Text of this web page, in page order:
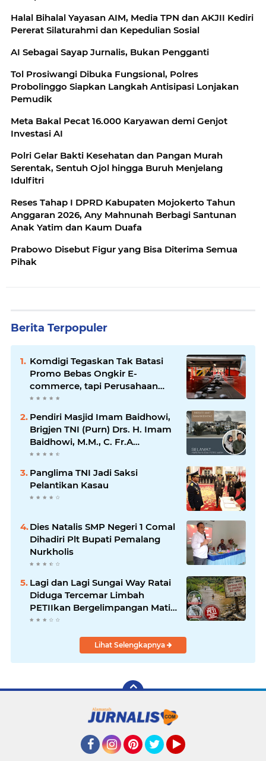
Halal Bihalal Yayasan AIM, Media TPN dan AKJII Kediri
Pererat Silaturahmi dan Kepedulian Sosial
AI Sebagai Sayap Jurnalis, Bukan Pengganti
Tol Prosiwangi Dibuka Fungsional, Polres
Probolinggo Siapkan Langkah Antisipasi Lonjakan
Pemudik
Meta Bakal Pecat 16.000 Karyawan demi Genjot
Investasi AI
Polri Gelar Bakti Kesehatan dan Pangan Murah
Serentak, Sentuh Ojol hingga Buruh Menjelang
Idulfitri
Reses Tahap I DPRD Kabupaten Mojokerto Tahun
Anggaran 2026, Any Mahnunah Berbagi Santunan
Anak Yatim dan Kaum Duafa
Prabowo Disebut Figur yang Bisa Diterima Semua
Pihak
Berita Terpopuler
Komdigi Tegaskan Tak Batasi
Promo Bebas Ongkir E-
commerce, tapi Perusahaan
Kurir
Pendiri Masjid Imam Baidhowi,
Brigjen TNI (Purn) Drs. H. Imam
Baidhowi, M.M., C. Fr.A
Mengucapkan Selamat Idul Fitri
1445 H
Panglima TNI Jadi Saksi
Pelantikan Kasau
Dies Natalis SMP Negeri 1 Comal
Dihadiri Plt Bupati Pemalang
Nurkholis
Lagi dan Lagi Sungai Way Ratai
Diduga Tercemar Limbah
PETIIkan Bergelimpangan Mati,
Rakyat Jadi Korban: Di Mana
Aparat Penegak Hukum?
Lihat Selengkapnya